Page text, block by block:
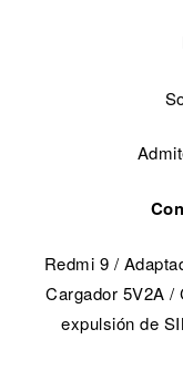
Redmi 9 /
Cargador 5V2A /
expulsión de